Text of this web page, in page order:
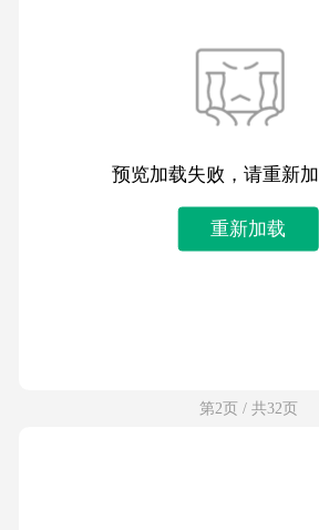
预览加载失败，请重新
重新加载
第2页 / 共32页